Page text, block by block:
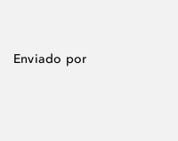
Enviado por